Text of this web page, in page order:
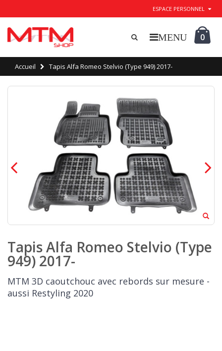
ESPACE PERSONNEL
0
Accueil Tapis Alfa Romeo Stelvio (Type 949) 2017-
Tapis Alfa Romeo Stelvio (Type
949) 2017-
MTM 3D caoutchouc avec rebords sur mesure -
aussi Restyling 2020